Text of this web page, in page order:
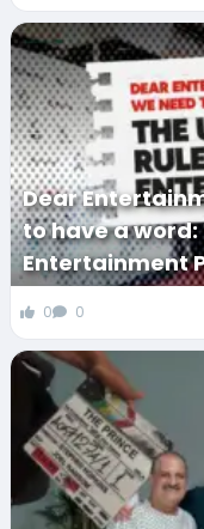
Dear
to have a word:
Entertainment
0 0